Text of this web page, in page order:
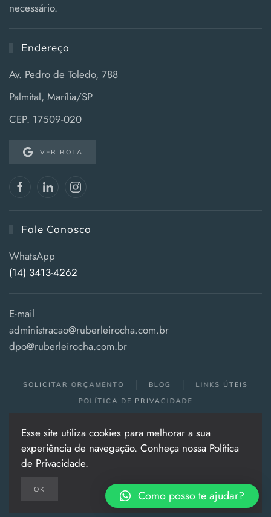
necessário.
Endereço
Av. Pedro de Toledo, 788
Palmital, Marília/SP
CEP. 17509-020
VER ROTA
Fale Conosco
WhatsApp
(14) 3413-4262
E-mail
administracao@ruberleirocha.com.br
dpo@ruberleirocha.com.br
SOLICITAR ORÇAMENTO BLOG
LINKS ÚTEIS
POLÍTICA DE PRIVACIDADE
Todos os direitos reservados . 2024
Política de Privacidade|Política de Qualidade
Como posso te ajudar?
Esse site utiliza cookies para melhorar a sua
experiência de navegação. Conheça nossa Política
de Privacidade.
OK